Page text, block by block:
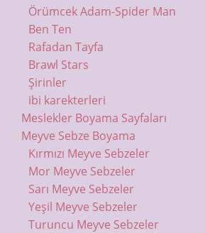
Örümcek Adam-Spider Man
Ben Ten
Rafadan Tayfa
Brawl Stars
Şirinler
ibi karekterleri
Meslekler Boyama Sayfaları
Meyve Sebze Boyama
Kırmızı Meyve Sebzeler
Mor Meyve Sebzeler
Sarı Meyve Sebzeler
Yeşil Meyve Sebzeler
Turuncu Meyve Sebzeler